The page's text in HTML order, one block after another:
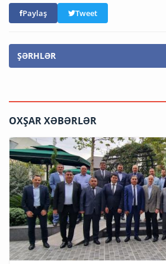
Paylaş Tweet
ŞƏRHLƏR
OXŞAR XƏBƏRLƏR